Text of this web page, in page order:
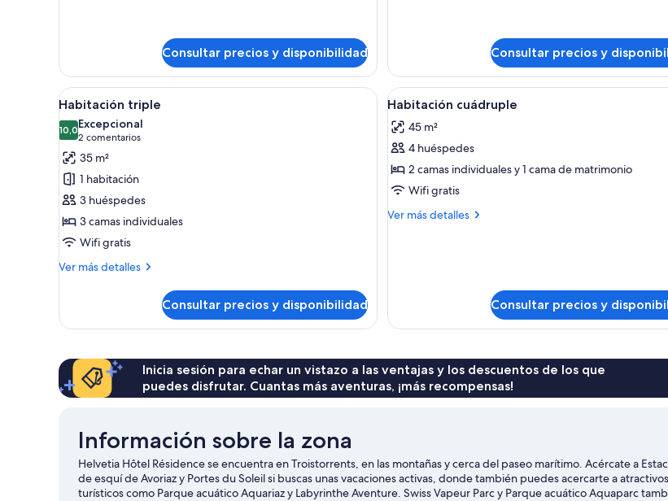
Consultar precios y disponibilidad Consultar precios y
Abrir
todas
las
fotos
de
Habitación
triple
Una habitación con dos camas, un escritorio con computadora, un sofá y una lámpara colgante.
1
Habitación triple
10,010,0 de 10
Excepcional
2 comentarios
(2 comentarios)
35 m²
1 habitación
3 huéspedes
3 camas individuales
Wifi gratis
Ver más detalles
Más
triple
Consultar precios y disponibilidad
Abrir
todas
las
fotos
de
Habitación
cuádruple
Habitación cuádruple |
1
Habitación cuádruple
45 m²
4 huéspedes
2 camas individuales y 1 cama de matrimonio
Wifi gratis
Ver más detalles
Más
Consultar precios y
Inicia sesión para echar un vistazo a las ventajas y los descuentos de los que
puedes disfrutar. Cuantas más aventuras, ¡más recompensas!
Información sobre la zona
Helvetia Hôtel Résidence se encuentra en Troistorrents, en las montañas y cerca del paseo marítimo. Acércate a
de esquí de Avoriaz y Portes du Soleil si buscas unas vacaciones activas, donde también puedes acercarte a atractivos
turísticos como Parque acuático Aquariaz y Labyrinthe Aventure. Swiss Vapeur Parc y Parque acuático Aquaparc